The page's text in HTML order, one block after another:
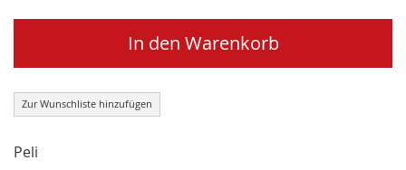
In den Warenkorb
Zur Wunschliste hinzufügen
Peli